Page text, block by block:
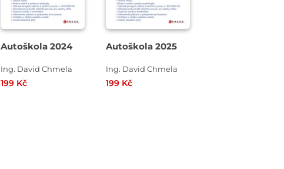
Autoškola 2024
Ing. David Chmela
199 Kč
Autoškola 2025
Ing. David Chmela
199 Kč